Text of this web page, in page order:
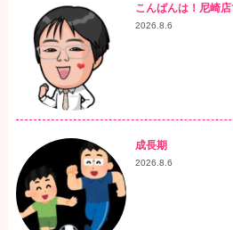
こんばんは！尼崎店
2026.8.6
成長期
2026.8.6